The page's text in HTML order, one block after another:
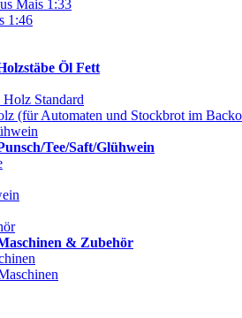
Mais 1:33
1:46
Öl Fett
Standard
(für Automaten und Stockbrot im
Tee/Saft/Glühwein
& Zubehör